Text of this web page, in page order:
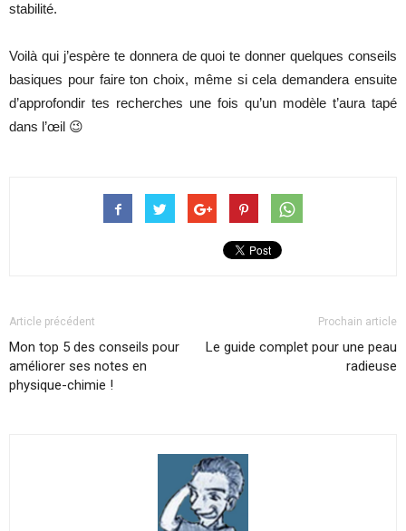
stabilité.
Voilà qui j’espère te donnera de quoi te donner quelques conseils
basiques pour faire ton choix, même si cela demandera ensuite
d’approfondir tes recherches une fois qu’un modèle t’aura tapé
dans l’œil 😉
Article précédent
Mon top 5 des conseils pour
améliorer ses notes en
physique-chimie !
Prochain article
Le guide complet pour une peau
radieuse